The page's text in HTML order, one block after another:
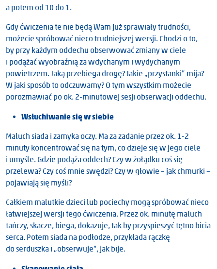
a potem od 10 do 1.
Gdy ćwiczenia te nie będą Wam już sprawiały trudności,
możecie spróbować nieco trudniejszej wersji. Chodzi o to,
by przy każdym oddechu obserwować zmiany w ciele
i podążać wyobraźnią za wdychanym i wydychanym
powietrzem. Jaką przebiega drogę? Jakie „przystanki” mija?
W jaki sposób to odczuwamy? O tym wszystkim możecie
porozmawiać po ok. 2-minutowej sesji obserwacji oddechu.
Wsłuchiwanie się w siebie
Maluch siada i zamyka oczy. Ma za zadanie przez ok. 1-2
minuty koncentrować się na tym, co dzieje się w jego ciele
i umyśle. Gdzie podąża oddech? Czy w żołądku coś się
przelewa? Czy coś mnie swędzi? Czy w głowie – jak chmurki –
pojawiają się myśli?
Całkiem malutkie dzieci lub pociechy mogą spróbować nieco
łatwiejszej wersji tego ćwiczenia. Przez ok. minutę maluch
tańczy, skacze, biega, dokazuje, tak by przyspieszyć tętno bicia
serca. Potem siada na podłodze, przykłada rączkę
do serduszka i „obserwuje”, jak bije.